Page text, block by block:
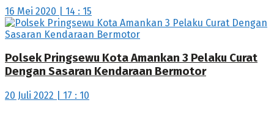
16 Mei 2020 | 14 : 15
Polsek Pringsewu Kota Amankan 3 Pelaku Curat
Dengan Sasaran Kendaraan Bermotor
20 Juli 2022 | 17 : 10